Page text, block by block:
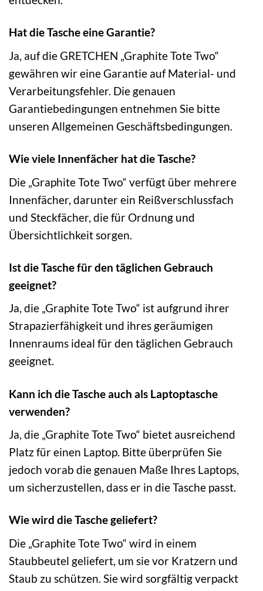
Hat die Tasche eine Garantie?
Ja, auf die GRETCHEN „Graphite Tote Two“
gewähren wir eine Garantie auf Material- und
Verarbeitungsfehler. Die genauen
Garantiebedingungen entnehmen Sie bitte
unseren Allgemeinen Geschäftsbedingungen.
Wie viele Innenfächer hat die Tasche?
Die „Graphite Tote Two“ verfügt über mehrere
Innenfächer, darunter ein Reißverschlussfach
und Steckfächer, die für Ordnung und
Übersichtlichkeit sorgen.
Ist die Tasche für den täglichen Gebrauch
geeignet?
Ja, die „Graphite Tote Two“ ist aufgrund ihrer
Strapazierfähigkeit und ihres geräumigen
Innenraums ideal für den täglichen Gebrauch
geeignet.
Kann ich die Tasche auch als Laptoptasche
verwenden?
Ja, die „Graphite Tote Two“ bietet ausreichend
Platz für einen Laptop. Bitte überprüfen Sie
jedoch vorab die genauen Maße Ihres Laptops,
um sicherzustellen, dass er in die Tasche passt.
Wie wird die Tasche geliefert?
Die „Graphite Tote Two“ wird in einem
Staubbeutel geliefert, um sie vor Kratzern und
Staub zu schützen. Sie wird sorgfältig verpackt